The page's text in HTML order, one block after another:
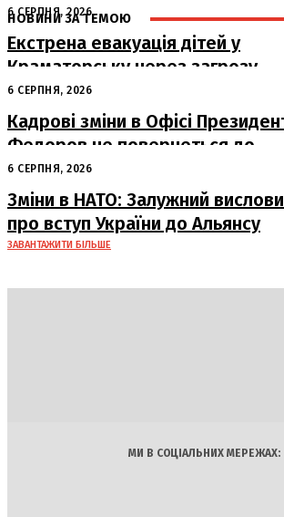
НОВИНИ ЗА ТЕМОЮ
6 СЕРПНЯ, 2026
Екстрена евакуація дітей у
Краматорську через загрозу
безпеці
6 СЕРПНЯ, 2026
Кадрові зміни в Офісі
Федоров не повернеться до
Міноборони
6 СЕРПНЯ, 2026
Зміни в НАТО: Залужний
про вступ України до Альянсу
ЗАВАНТАЖИТИ БІЛЬШЕ
МИ В СОЦІАЛЬНИХ МЕРЕЖАХ: